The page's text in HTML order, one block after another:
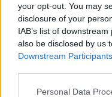
your opt-out. You may
disclosure of your
IAB’s list of
also be disclosed by us
Downstream Participants
Please note that this
Personal Data